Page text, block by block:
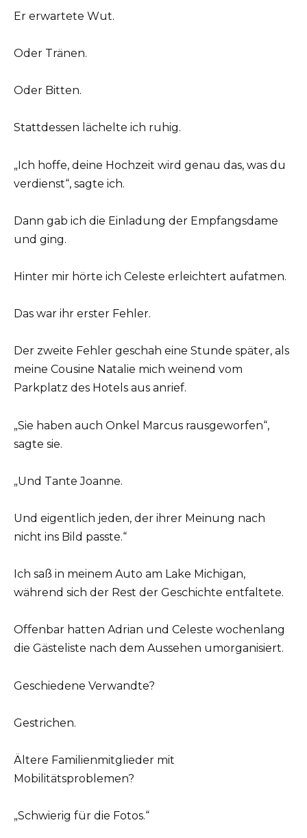
Er erwartete Wut.
Oder Tränen.
Oder Bitten.
Stattdessen lächelte ich ruhig.
„Ich hoffe, deine Hochzeit wird genau das, was du
verdienst“, sagte ich.
Dann gab ich die Einladung der Empfangsdame
und ging.
Hinter mir hörte ich Celeste erleichtert aufatmen.
Das war ihr erster Fehler.
Der zweite Fehler geschah eine Stunde später, als
meine Cousine Natalie mich weinend vom
Parkplatz des Hotels aus anrief.
„Sie haben auch Onkel Marcus rausgeworfen“,
sagte sie.
„Und Tante Joanne.
Und eigentlich jeden, der ihrer Meinung nach
nicht ins Bild passte.“
Ich saß in meinem Auto am Lake Michigan,
während sich der Rest der Geschichte entfaltete.
Offenbar hatten Adrian und Celeste wochenlang
die Gästeliste nach dem Aussehen umorganisiert.
Geschiedene Verwandte?
Gestrichen.
Ältere Familienmitglieder mit
Mobilitätsproblemen?
„Schwierig für die Fotos.“